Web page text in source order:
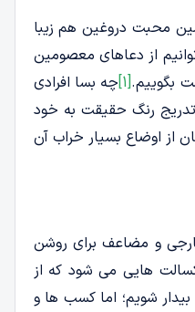
محبت دروغین هم زیبا
از دعاهای معصومین
بگوییم.[1] چه بسا افرادی
تدریج رنگ حقیقت به خود
از اوضاع بسیار خراب آن
و مضاعف برای روشن
هایی می شود که از
بیدار شویم؛ اما کسب ها و